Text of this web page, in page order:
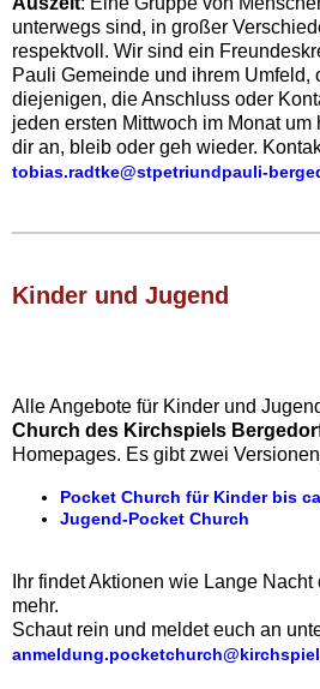
unterwegs sind, in großer
respektvoll. Wir sind ein
Pauli Gemeinde und ihrem Umfeld,
diejenigen, die Anschluss oder
jeden ersten Mittwoch im Monat
dir an, bleib oder geh wieder.
tobias.radtke@stpetriundpauli-
Kinder und Jugend‍
Alle Angebote für Kinder und
Church des Kirchspiels
Homepages. Es gibt zwei
Pocket Church für Kinder bis
Jugend-Pocket Church
Ihr findet Aktionen wie Lange
mehr.
Schaut rein und meldet euch an